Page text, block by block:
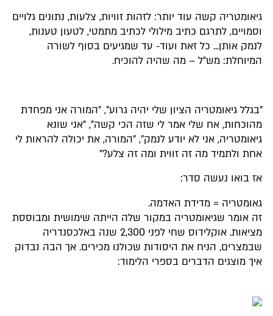
גיאומטריה קשה עוד יותר: לזהות זוויות, צלעות, נתונים גלויים
וסמויים, לתרגם כתיב מילולי לכתיב מתמטי, לטעון טענות,
לנמק אותן... כל זאת ועוד- עד שמגיעים בסוף לשורה
המיוחלת: מש"ל – מה שהיה להוכיח.
"בגלל גיאומטריה הציון שלי יהיה גרוע", "המורה אני מפחדת
מהוכחות, אח שלי אמר לי שזה הכי קשה", "אני שונא
גיאומטריה, אני לא יודע לנמק", "המורה, את יכולה להראות לי
אחת ולתמיד מה זה זווית ומה זה צלע?"
אז בואו נעשה סדר:
גאומטריה = מדידת האדמה.
זה אומר שגיאומטריה במקור שלה הייתה שימושית ומבוססת
מציאות. אוקלידוס שחי לפני 2,300 שנה באלכסנדריה
שבמצרים, הניח את היסודות שכולנו מכירים. אך הבה נבדוק
איך מוצגים הדברים בספרי הלימוד: